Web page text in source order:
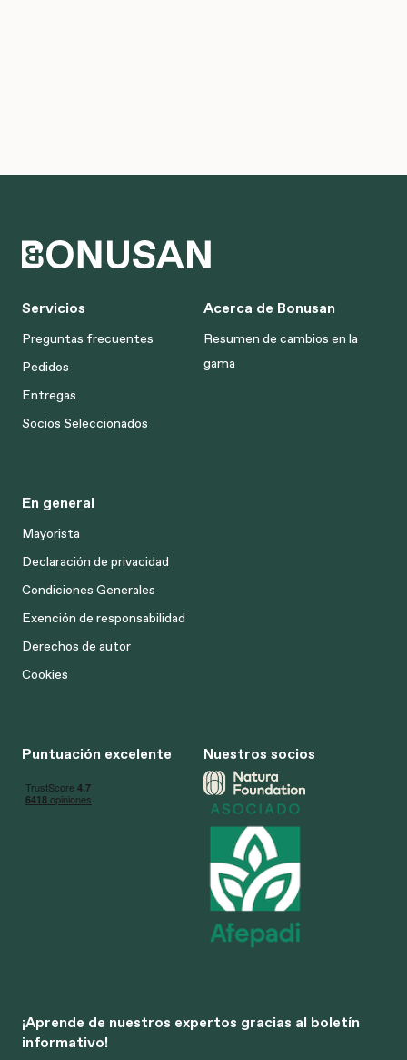
Servicios
Preguntas frecuentes
Pedidos
Entregas
Socios Seleccionados
Acerca de Bonusan
Resumen de cambios en la
gama
En general
Mayorista
Declaración de privacidad
Condiciones Generales
Exención de responsabilidad
Derechos de autor
Cookies
Puntuación excelente Nuestros socios
¡Aprende de nuestros expertos gracias al boletín
informativo!